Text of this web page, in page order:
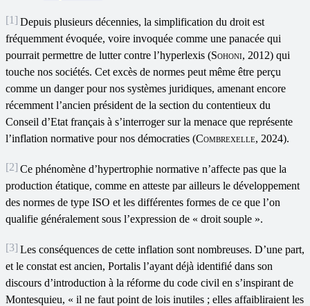
[1] Depuis plusieurs décennies, la simplification du droit est
fréquemment évoquée, voire invoquée comme une panacée qui
pourrait permettre de lutter contre l’hyperlexis (Sohoni, 2012) qui
touche nos sociétés. Cet excès de normes peut même être perçu
comme un danger pour nos systèmes juridiques, amenant encore
récemment l’ancien président de la section du contentieux du
Conseil d’Etat français à s’interroger sur la menace que représente
l’inflation normative pour nos démocraties (Combrexelle, 2024).
[2] Ce phénomène d’hypertrophie normative n’affecte pas que la
production étatique, comme en atteste par ailleurs le développement
des normes de type ISO et les différentes formes de ce que l’on
qualifie généralement sous l’expression de « droit souple ».
[3] Les conséquences de cette inflation sont nombreuses. D’une part,
et le constat est ancien, Portalis l’ayant déjà identifié dans son
discours d’introduction à la réforme du code civil en s’inspirant de
Montesquieu, « il ne faut point de lois inutiles ; elles affaibliraient les